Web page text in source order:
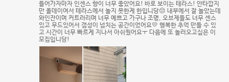
들어가자마자 인센스 향이 너무 좋았어요! 바로 보이는 테라스! 안타깝지
만 올데이여서 테라스에서 놀지 못한게 한입니당😔 내부에서 잘 놀았는데
와인잔이며 커트러리며 너무 예쁘고 가구나 조명, 오브제들도 너무 센스
있고 무드있어서 갬성이 넘치는 공간이었어요💛 행복한 추억 만들 수 있
고 시간이 너무 빠르게 지나서 아쉬웠어요ㅜ 다음에 또 놀러오고싶은 이
모집입니당!